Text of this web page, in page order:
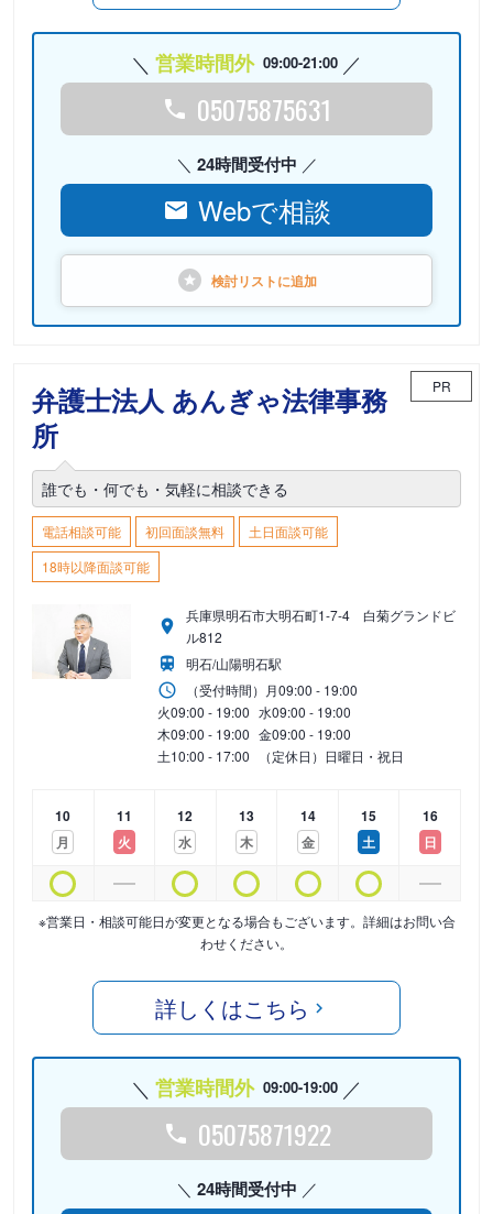
営業時間外 09:00-21:00
05075875631
24時間受付中
Webで相談
検討リストに追加
弁護士法人 あんぎゃ法律事務
所
PR
誰でも・何でも・気軽に相談できる
電話相談可能 初回面談無料
土日面談可能
18時以降面談可能
兵庫県明石市大明石町1-7-4 白菊グランドビ
ル812
明石/山陽明石駅
（受付時間） 月09:00 - 19:00
火09:00 - 19:00 水09:00 - 19:00
木09:00 - 19:00 金09:00 - 19:00
土10:00 - 17:00 （定休日）日曜日・祝日
10
月
11
火
12
水
13
木
14
金
15
土
16
日
※営業日・相談可能日が変更となる場合もございます。詳細はお問い合
わせください。
詳しくはこちら
営業時間外 09:00-19:00
05075871922
24時間受付中